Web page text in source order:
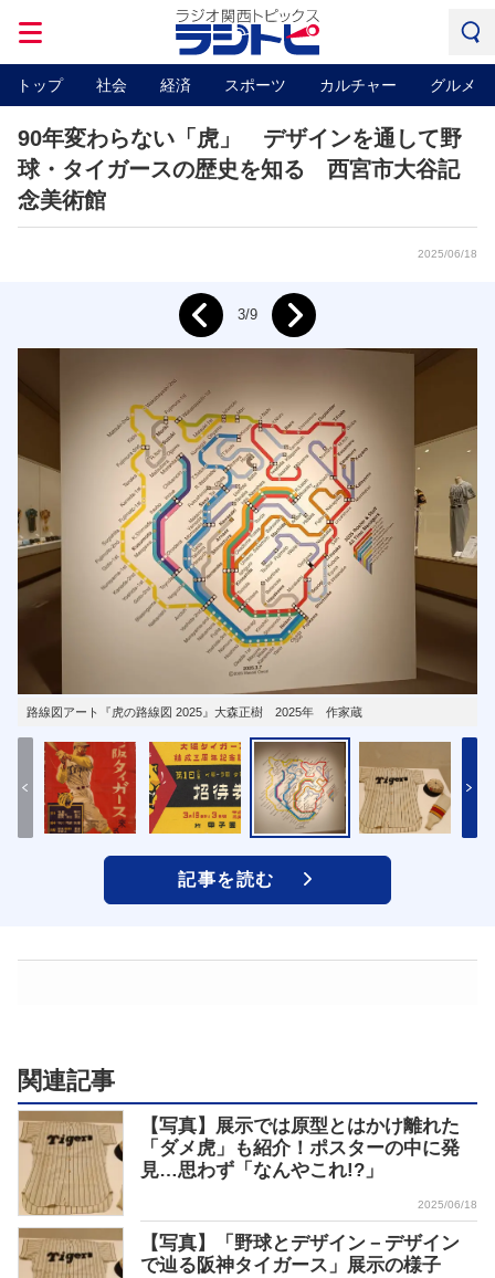
トップ 社会 経済 スポーツ カルチャー グルメ
90年変わらない「虎」 デザインを通して野
球・タイガースの歴史を知る 西宮市大谷記
念美術館
2025/06/18
路線図アート『虎の路線図 2025』大森正樹 2025年 作家蔵
Prev 3/9 Next
記事を読む
関連記事
【写真】展示では原型とはかけ離れた
「ダメ虎」も紹介！ポスターの中に発
見…思わず「なんやこれ!?」
2025/06/18
【写真】「野球とデザイン－デザイン
で辿る阪神タイガース」展示の様子